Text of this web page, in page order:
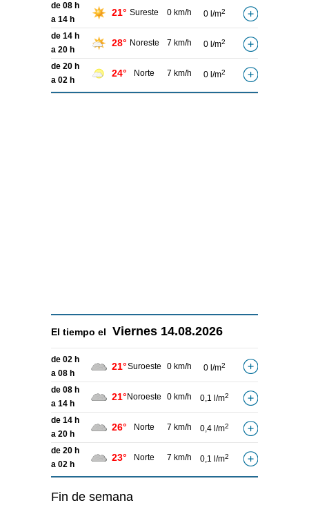
de 08 h
a 14 h
21° Sureste 0 km/h 0 l/m2
de 14 h
a 20 h
28° Noreste 7 km/h 0 l/m2
de 20 h
a 02 h
24° Norte 7 km/h 0 l/m2
El tiempo el Viernes 14.08.2026
de 02 h
a 08 h
21°Suroeste 0 km/h 0 l/m2
de 08 h
a 14 h
21° Noroeste 0 km/h 0,1 l/m2
de 14 h
a 20 h
26° Norte 7 km/h 0,4 l/m2
de 20 h
a 02 h
23° Norte 7 km/h 0,1 l/m2
Fin de semana